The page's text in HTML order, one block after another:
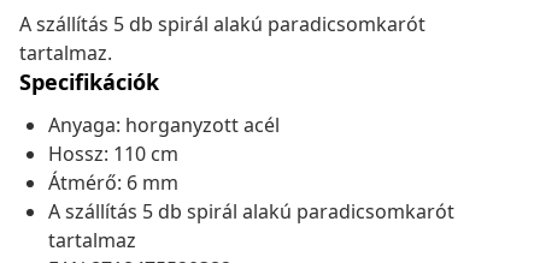
A szállítás 5 db spirál alakú paradicsomkarót
tartalmaz.
Specifikációk
Anyaga: horganyzott acél
Hossz: 110 cm
Átmérő: 6 mm
A szállítás 5 db spirál alakú paradicsomkarót
tartalmaz